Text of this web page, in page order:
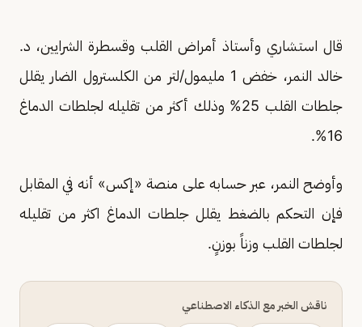
قال استشاري وأستاذ أمراض القلب وقسطرة الشرايين، د.
خالد النمر، خفض 1 مليمول/لتر من الكلسترول الضار يقلل
جلطات القلب 25% وذلك أكثر من تقليله لجلطات الدماغ
16%.
وأوضح النمر، عبر حسابه على منصة «إكس» أنه في المقابل
فإن التحكم بالضغط يقلل جلطات الدماغ اكثر من تقليله
لجلطات القلب وزناً بوزنٍ.
ناقش الخبر مع الذكاء الاصطناعي